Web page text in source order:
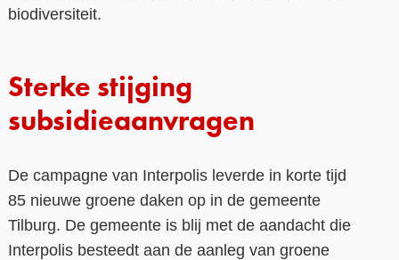
biodiversiteit.
Sterke stijging
subsidieaanvragen
De campagne van Interpolis leverde in korte tijd
85 nieuwe groene daken op in de gemeente
Tilburg. De gemeente is blij met de aandacht die
Interpolis besteedt aan de aanleg van groene